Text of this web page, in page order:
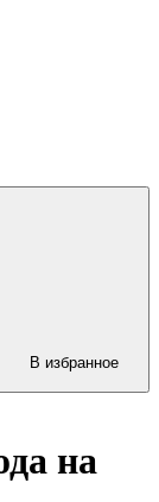
В избранное
на